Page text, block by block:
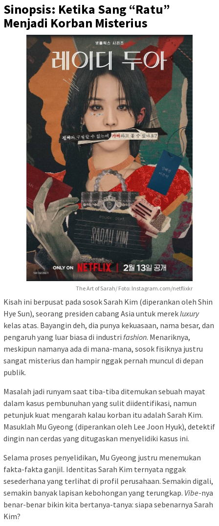
Sinopsis: Ketika Sang “Ratu”
Menjadi Korban Misterius
The Art of Sarah/ Foto: Instagram.com/netflixkr
Kisah ini berpusat pada sosok Sarah Kim (diperankan oleh Shin
Hye Sun), seorang presiden cabang Asia untuk merekluxury
kelas atas. Bayangin deh, dia punya kekuasaan, nama besar, dan
pengaruh yang luar biasa di industri fashion. Menariknya,
meskipun namanya ada di mana-mana, sosok fisiknya justru
sangat misterius dan hampir nggak pernah muncul di depan
publik.
Masalah jadi runyam saat tiba-tiba ditemukan sebuah mayat
dalam kasus pembunuhan yang sulit diidentifikasi, namun
petunjuk kuat mengarah kalau korban itu adalah Sarah Kim.
Masuklah Mu Gyeong (diperankan oleh Lee Joon Hyuk), detektif
dingin nan cerdas yang ditugaskan menyelidiki kasus ini.
Selama proses penyelidikan, Mu Gyeong justru menemukan
fakta-fakta ganjil. Identitas Sarah Kim ternyata nggak
sesederhana yang terlihat di profil perusahaan. Semakin digali,
semakin banyak lapisan kebohongan yang terungkap. Vibe-nya
benar-benar bikin kita bertanya-tanya: siapa sebenarnya Sarah
Kim?